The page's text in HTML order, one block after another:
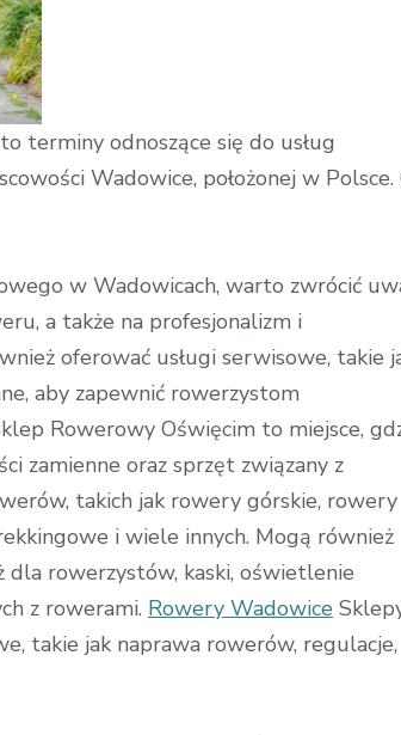
terminy odnoszące się do usług
Wadowice, położonej w Polsce.
w Wadowicach, warto zwrócić
a także na profesjonalizm i
oferować usługi serwisowe, takie
aby zapewnić rowerzystom
Rowerowy Oświęcim to miejsce,
zamienne oraz sprzęt związany z
takich jak rowery górskie, rowery
i wiele innych. Mogą również
dla rowerzystów, kaski, oświetlenie
z rowerami. Rowery Wadowice
takie jak naprawa rowerów, regulacje,